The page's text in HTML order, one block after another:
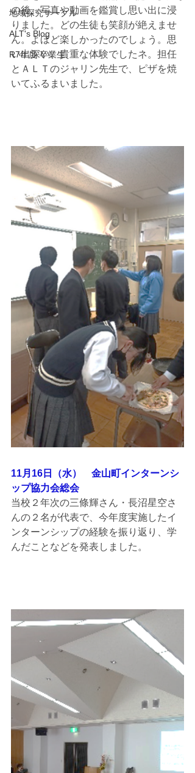
地域探究サークル
ALT's Blog
R7年度 卒業生
の後、写真や動画を鑑賞し思い出に浸
りました。どの生徒も笑顔が絶えませ
ん。よほど楽しかったのでしょう。思
い出深い、貴重な体験でしたネ。担任
とＡＬＴのジャリン先生で、ピザを焼
いてふるまいました。
11月16日（水）　金山町インターンシ
ップ協力会総会
当校２年次の三條輝さん・長沼星空さ
んの２名が代表で、今年度実施したイ
ンターンシップの経験を振り返り、学
んだことなどを発表しました。